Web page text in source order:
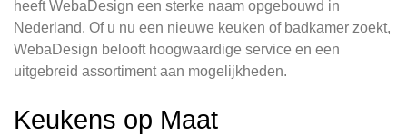
heeft WebaDesign een sterke naam opgebouwd in
Nederland. Of u nu een nieuwe keuken of badkamer zoekt,
WebaDesign belooft hoogwaardige service en een
uitgebreid assortiment aan mogelijkheden.
Keukens op Maat